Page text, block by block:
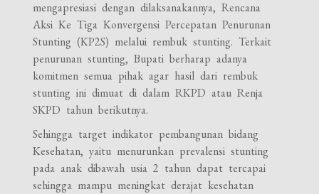
mengapresiasi dengan dilaksanakannya, Rencana
Aksi Ke Tiga Konvergensi Percepatan Penurunan
Stunting (KP2S) melalui rembuk stunting. Terkait
penurunan stunting, Bupati berharap adanya
komitmen semua pihak agar hasil dari rembuk
stunting ini dimuat di dalam RKPD atau Renja
SKPD tahun berikutnya.
Sehingga target indikator pembangunan bidang
Kesehatan, yaitu menurunkan prevalensi stunting
pada anak dibawah usia 2 tahun dapat tercapai
sehingga mampu meningkat derajat kesehatan